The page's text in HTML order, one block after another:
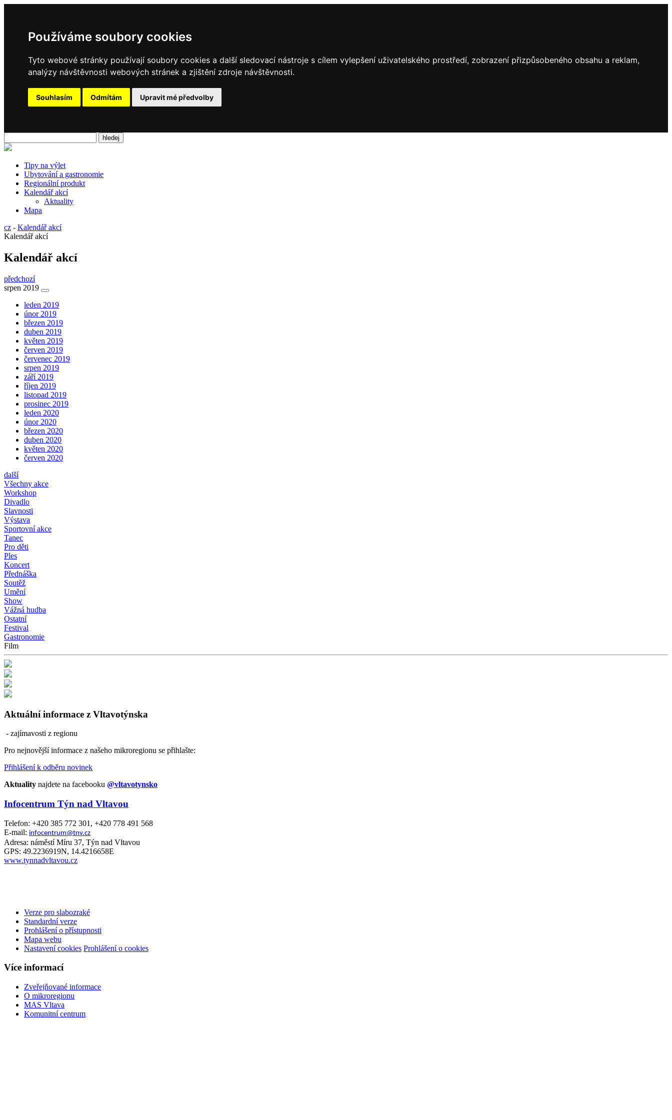
Používáme soubory cookies
Tyto webové stránky používají soubory cookies a další sledovací nástroje s cílem vylepšení uživatelského prostředí, zobrazení přizpůsobeného obsahu a reklam,
analýzy návštěvnosti webových stránek a zjištění zdroje návštěvnosti.
Souhlasím Odmítám Upravit mé předvolby
Tipy na výlet
Ubytování a gastronomie
Regionální produkt
Kalendář akcí
Aktuality
Mapa
cz - Kalendář akcí
Kalendář akcí
Kalendář akcí
předchozí
srpen 2019
leden 2019
únor 2019
březen 2019
duben 2019
květen 2019
červen 2019
červenec 2019
srpen 2019
září 2019
říjen 2019
listopad 2019
prosinec 2019
leden 2020
únor 2020
březen 2020
duben 2020
květen 2020
červen 2020
další
Všechny akce
Workshop
Divadlo
Slavnosti
Výstava
Sportovní akce
Tanec
Pro děti
Ples
Koncert
Přednáška
Soutěž
Umění
Show
Vážná hudba
Ostatní
Festival
Gastronomie
Film
Aktuální informace z Vltavotýnska
- zajímavosti z regionu
Pro nejnovější informace z našeho mikroregionu se přihlašte:
Přihlášení k odběru novinek
Aktuality najdete na facebooku @vltavotynsko
Infocentrum Týn nad Vltavou
Telefon: +420 385 772 301, +420 778 491 568
E-mail: infocentrum@tnv.cz
Adresa: náměstí Míru 37, Týn nad Vltavou
GPS: 49.2236919N, 14.4216658E
www.tynnadvltavou.cz
Verze pro slabozraké
Standardní verze
Prohlášení o přístupnosti
Mapa webu
Nastavení cookies Prohlášení o cookies
Více informací
Zveřejňované informace
O mikroregionu
MAS Vltava
Komunitní centrum